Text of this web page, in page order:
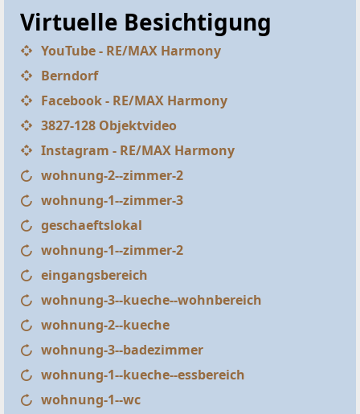
Virtuelle Besichtigung
YouTube - RE/MAX Harmony
Berndorf
Facebook - RE/MAX Harmony
3827-128 Objektvideo
Instagram - RE/MAX Harmony
wohnung-2--zimmer-2
wohnung-1--zimmer-3
geschaeftslokal
wohnung-1--zimmer-2
eingangsbereich
wohnung-3--kueche--wohnbereich
wohnung-2--kueche
wohnung-3--badezimmer
wohnung-1--kueche--essbereich
wohnung-1--wc